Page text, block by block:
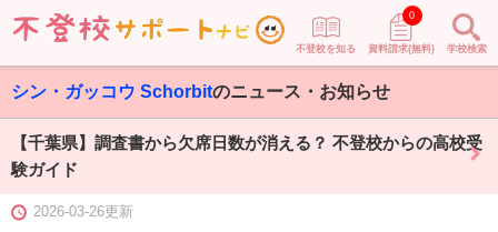
不登校を知る 資料請求(無料)
0
学校検索
シン・ガッコウ Schorbitのニュース・お知らせ
【千葉県】調査書から欠席日数が消える？ 不登校からの高校受
験ガイド
2026-03-26更新